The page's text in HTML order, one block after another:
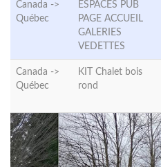
Canada ->
Québec
ESPACES PUB
PAGE ACCUEIL
GALERIES
VEDETTES
Canada ->
Québec
KIT Chalet bois
rond